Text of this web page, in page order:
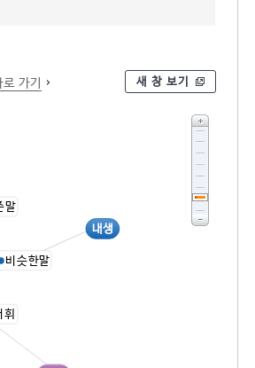
가기 새 창 보기
말
내생
비슷한말